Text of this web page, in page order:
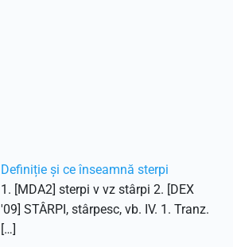
Definiție și ce înseamnă sterpi
1. [MDA2] sterpi v vz stârpi 2. [DEX
'09] STÂRPI, stârpesc, vb. IV. 1. Tranz.
[…]